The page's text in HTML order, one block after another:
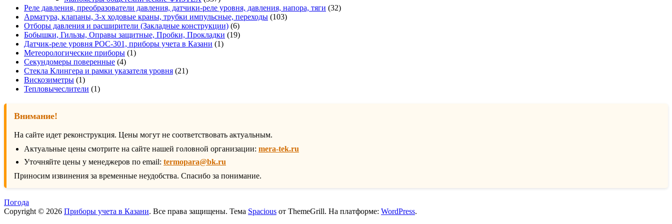
товаров
Реле давления, преобразователи давления, датчики-реле уровня, давления, напора, тяги 3232
Арматура, клапаны, 3-х ходовые краны, трубки импульсные, переходы 103103
Отборы давления и расширители (Закладные конструкции) 66
товаров
Бобышки, Гильзы, Оправы защитные, Пробки, Прокладки 1919
Датчик-реле уровня РОС-301, приборы учета в Казани 11
Метеорологические приборы 11
Секундомеры поверенные 44
товара
Стекла Клингера и рамки указателя уровня 2121
Вискозиметры 11
товар
Тепловычеслители 11
Внимание!
На сайте идет реконструкция. Цены могут не соответствовать актуальным.
Актуальные цены смотрите на сайте нашей головной организации: mera-tek.ru
Уточняйте цены у менеджеров по email: termopara@bk.ru
Приносим извинения за временные неудобства. Спасибо за понимание.
Погода
Copyright © 2026 Приборы учета в Казани. Все права защищены. Тема Spacious от ThemeGrill. На платформе: WordPress.